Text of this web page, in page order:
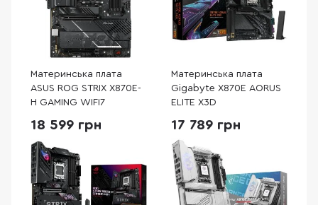
Материнська плата
ASUS ROG STRIX X870E-
H GAMING WIFI7
18 599 грн
Материнська плата
Gigabyte X870E AORUS
ELITE X3D
17 789 грн